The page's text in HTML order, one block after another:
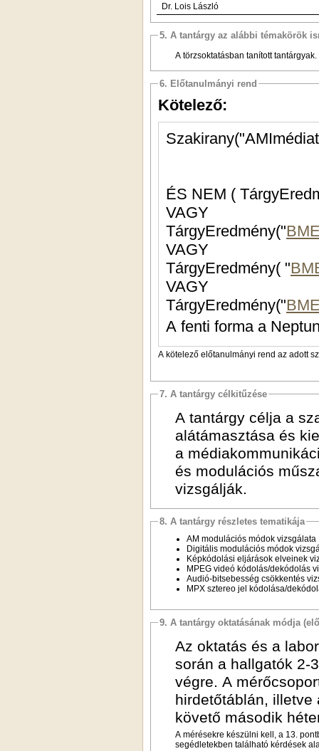
Dr. Lois László
5. A tantárgy az alábbi témakörök
A törzsoktatásban tanított tantárgyak.
6. Előtanulmányi rend
Kötelező:
ÉS NEM (
VAGY
TárgyEredmény("
VAGY
TárgyEredmény( "
VAGY
TárgyEredmény("
A fenti forma a
A kötelező előtanulmányi rend az adott
7. A tantárgy célkitűzése
A tantárgy célja a
alátámasztása és
a
és modulációs
vizsgálják.
8. A tantárgy részletes tematikája
AM modulációs módok vizsgálata
Digitális modulációs módok
Képkódolási eljárások elveinek
MPEG videó kódolás/dekódolás
Audió-bitsebesség csökkentés
MPX sztereo jel kódolása/
9. A tantárgy oktatásának módja
Az oktatás és a
során a hallgatók 2-
végre. A
hirdetőtáblán,
követő második
A mérésekre készülni kell, a 13.
segédletekben található kérdések